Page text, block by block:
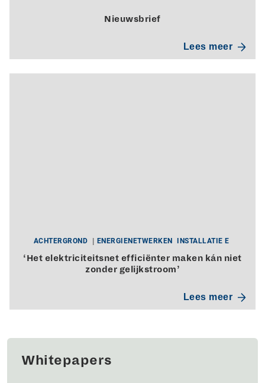
Nieuwsbrief
Lees meer
ACHTERGROND ENERGIENETWERKEN INSTALLATIE E
‘Het elektriciteitsnet efficiënter maken kán niet
zonder gelijkstroom’
Lees meer
Whitepapers